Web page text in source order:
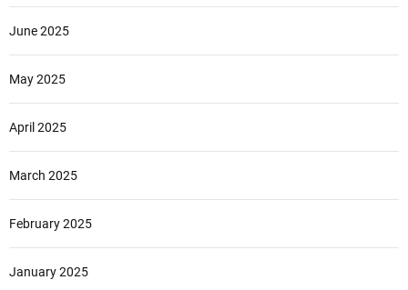
June 2025
May 2025
April 2025
March 2025
February 2025
January 2025